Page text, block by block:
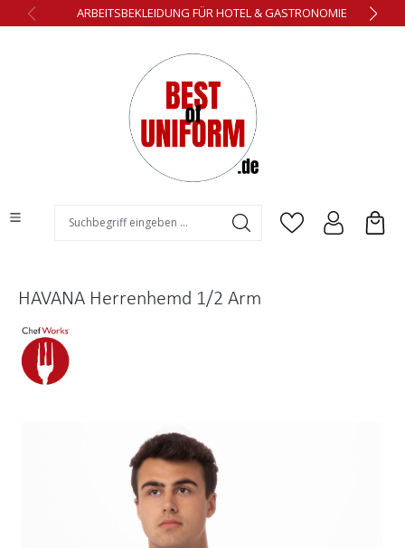
springenARBEITSBEKLEIDUNG FÜR HOTEL & GASTRONOMIE
HAVANA Herrenhemd 1/2 Arm
Bildergalerie überspringen